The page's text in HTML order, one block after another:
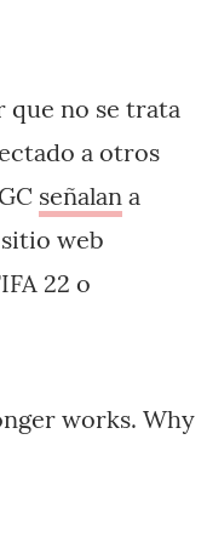
no se trata
a otros
señalan a
web
22 o
works. Why